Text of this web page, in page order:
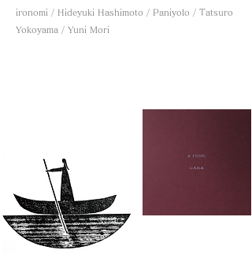
ironomi / Hideyuki Hashimoto / Paniyolo / Tatsuro
Yokoyama / Yuni Mori